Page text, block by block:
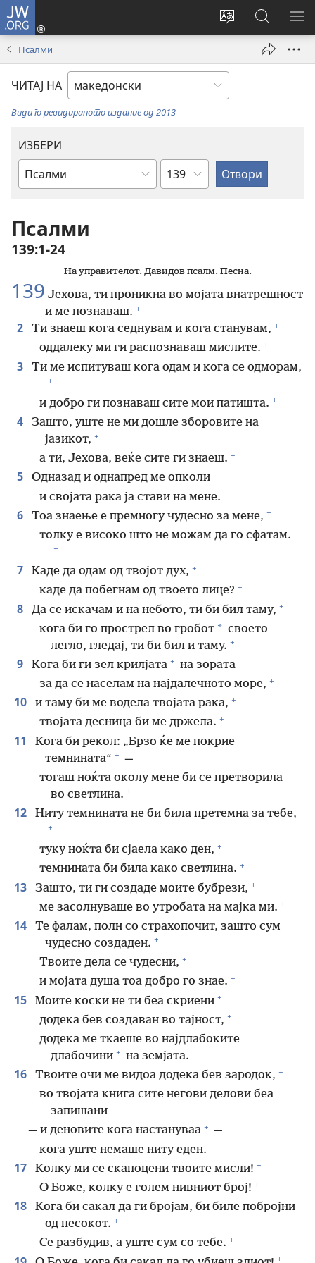
JW.ORG
Смени
јазикот
на
страницата
Најави
се
window)
на
JW.ORG/
Псалми
ЧИТАЈ НА
Види го ревидираното издание од 2013
ИЗБЕРИ
Библиска
Поглавје
Псалми
139:1-24
На управителот. Давидов псалм. Песна.
139 Јехова, ти проникна во мојата внатрешност
и ме познаваш. +
2 Ти знаеш кога седнувам и кога станувам, +
оддалеку ми ги распознаваш мислите. +
3 Ти ме испитуваш кога одам и кога се одморам,
+
и добро ги познаваш сите мои патишта. +
4
Зашто, уште не ми дошле зборовите на
јазикот, +
а ти, Јехова, веќе сите ги знаеш. +
5
Одназад и однапред ме опколи
и својата рака ја стави на мене.
6 Тоа знаење е премногу чудесно за мене, +
толку е високо што не можам да го сфатам.
+
7 Каде да одам од твојот дух, +
каде да побегнам од твоето лице? +
8 Да се искачам и на небото, ти би бил таму, +
кога би го прострел во гробот * своето
легло, гледај, ти би бил и таму. +
9 Кога би ги зел крилјата + на зората
за да се населам на најдалечното море, +
10 и таму би ме водела твојата рака, +
твојата десница би ме држела. +
11
Кога би рекол: „Брзо ќе ме покрие
темнината“ + —
тогаш ноќта околу мене би се претворила
во светлина. +
12 Ниту темнината не би била претемна за тебе,
+
туку ноќта би сјаела како ден, +
темнината би била како светлина. +
13 Зашто, ти ги создаде моите бубрези, +
ме засолнуваше во утробата на мајка ми. +
14
Те фалам, полн со страхопочит, зашто сум
чудесно создаден. +
Твоите дела се чудесни, +
и мојата душа тоа добро го знае. +
15 Моите коски не ти беа скриени +
додека бев создаван во тајност, +
додека ме ткаеше во најдлабоките
длабочини + на земјата.
16 Твоите очи ме видоа додека бев зародок, +
во твојата книга сите негови делови беа
запишани
— и деновите кога настануваа + —
кога уште немаше ниту еден.
17 Колку ми се скапоцени твоите мисли! +
О Боже, колку е голем нивниот број! +
18
Кога би сакал да ги бројам, би биле побројни
од песокот. +
Се разбудив, а уште сум со тебе. +
+